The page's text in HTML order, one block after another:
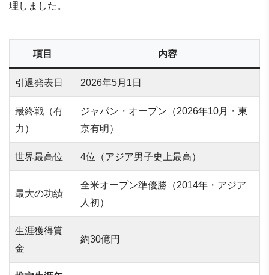
理しました。
項目 内容
引退発表日 2026年5月1日
最終戦（有
力）
ジャパン・オープン（2026年10月・東
京有明）
世界最高位 4位（アジア男子史上最高）
最大の功績
全米オープン準優勝（2014年・アジア
人初）
生涯獲得賞
金
約30億円